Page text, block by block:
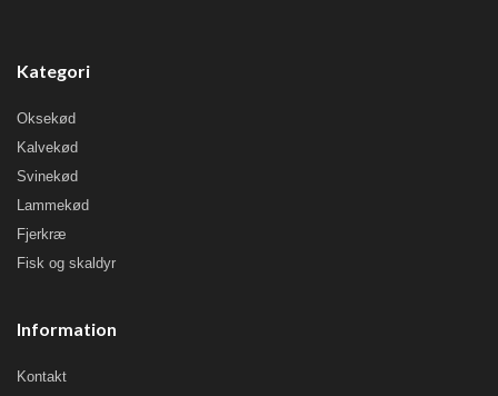
Kategori
Oksekød
Kalvekød
Svinekød
Lammekød
Fjerkræ
Fisk og skaldyr
Information
Kontakt